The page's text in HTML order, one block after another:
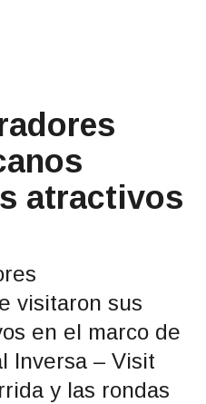
atractivos
visitaron sus
en el marco de
Inversa – Visit
y las rondas